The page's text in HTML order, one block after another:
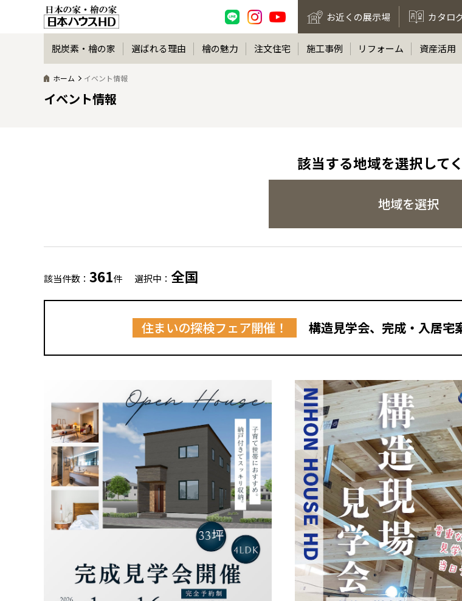
お近くの展示場 カタロ
脱炭素・檜の家 選ばれる理由 檜の魅力 注文住宅 施工事例 リフォーム 資産活用
ホーム イベント情報
イベント情報
該当する地域を選択してく
地域を選択
該当件数： 361件 選択中： 全国
住まいの探検フェア開催！ 構造見学会、完成・入居宅
全国の展示場
北海道
札幌
道央
道北
東北
青森
秋田
甲信越・北陸
新潟
関東
お近くのイベント
北海道
札幌
札幌
小樽
道央
苫小牧千歳
小樽
道北
旭川
東北
青森県
八戸
青森
秋田県
秋田
甲信越・北陸
新潟県
新潟
長岡
関東